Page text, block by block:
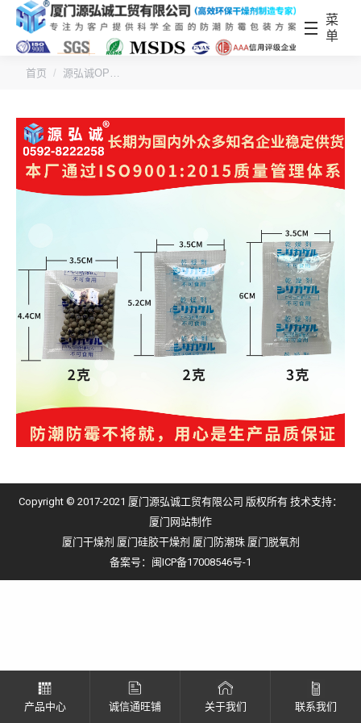
菜
单
您的位置：
首页 源弘诚OP…
Copyright © 2017-2021 厦门源弘诚工贸有限公司 版权所有 技术支持：
厦门网站制作
厦门干燥剂 厦门硅胶干燥剂 厦门防潮珠 厦门脱氧剂
备案号： 闽ICP备17008546号-1
产品中心 诚信通旺铺 关于我们 联系我们